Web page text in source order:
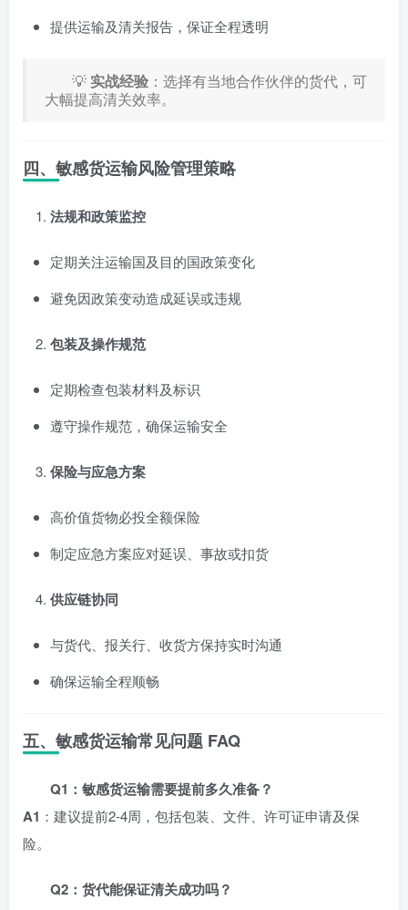
提供运输及清关报告，保证全程透明
💡 实战经验 ：选择有当地合作伙伴的货代，可
大幅提高清关效率。
四、敏感货运输风险管理策略
法规和政策监控
定期关注运输国及目的国政策变化
避免因政策变动造成延误或违规
包装及操作规范
定期检查包装材料及标识
遵守操作规范，确保运输安全
保险与应急方案
高价值货物必投全额保险
制定应急方案应对延误、事故或扣货
供应链协同
与货代、报关行、收货方保持实时沟通
确保运输全程顺畅
五、敏感货运输常见问题 FAQ
Q1：敏感货运输需要提前多久准备？
A1 ：建议提前2-4周，包括包装、文件、许可证申请及保
险。
Q2：货代能保证清关成功吗？